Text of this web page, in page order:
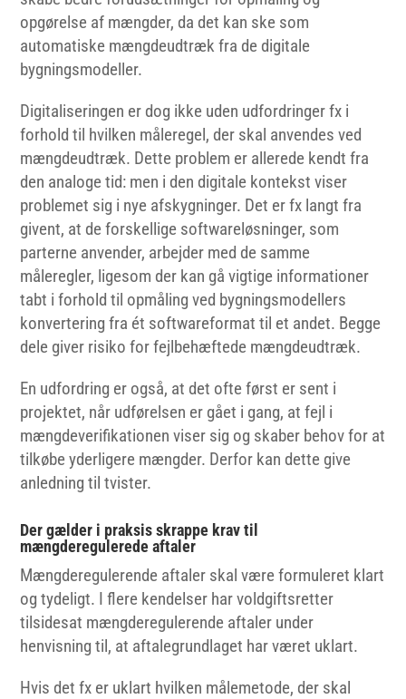
opgørelse af mængder, da det kan ske som
automatiske mængdeudtræk fra de digitale
bygningsmodeller.
Digitaliseringen er dog ikke uden udfordringer fx i
forhold til hvilken måleregel, der skal anvendes ved
mængdeudtræk. Dette problem er allerede kendt fra
den analoge tid: men i den digitale kontekst viser
problemet sig i nye afskygninger. Det er fx langt fra
givent, at de forskellige softwareløsninger, som
parterne anvender, arbejder med de samme
måleregler, ligesom der kan gå vigtige informationer
tabt i forhold til opmåling ved bygningsmodellers
konvertering fra ét softwareformat til et andet. Begge
dele giver risiko for fejlbehæftede mængdeudtræk.
En udfordring er også, at det ofte først er sent i
projektet, når udførelsen er gået i gang, at fejl i
mængdeverifikationen viser sig og skaber behov for at
tilkøbe yderligere mængder. Derfor kan dette give
anledning til tvister.
Der gælder i praksis skrappe krav til
mængderegulerede aftaler
Mængderegulerende aftaler skal være formuleret klart
og tydeligt. I flere kendelser har voldgiftsretter
tilsidesat mængderegulerende aftaler under
henvisning til, at aftalegrundlaget har været uklart.
Hvis det fx er uklart hvilken målemetode, der skal